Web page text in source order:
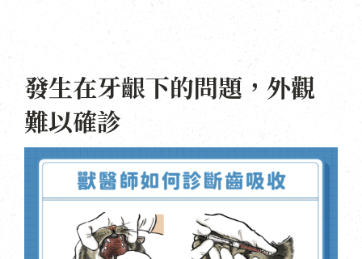
發生在牙齦下的問題，外觀
難以確診